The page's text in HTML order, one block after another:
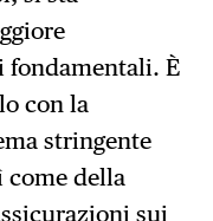
fondamentali. È
con la
stringente
come della
sui